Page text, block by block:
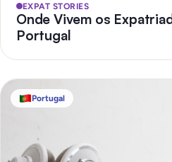
EXPAT STORIES
Onde Vivem os
Portugal
Portugal